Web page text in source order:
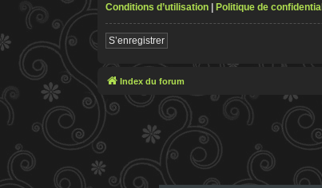
Conditions d’utilisation | Politique de
S’enregistrer
Index du forum